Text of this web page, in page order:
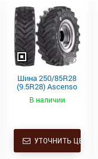
Шина 250/85R28
(9.5R28) Ascenso
TDR 850 112D TL
В наличии
УТОЧНИТЬ ЦЕНУ